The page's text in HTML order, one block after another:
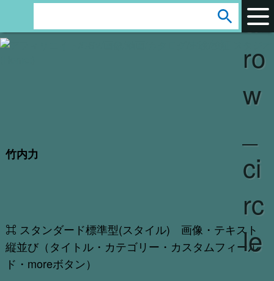
竹内力
⌘ スタンダード標準型(スタイル) 画像・テキスト
縦並び（タイトル・カテゴリー・カスタムフィール
ド・moreボタン）
e
ar
ro
w
ci
rc
le